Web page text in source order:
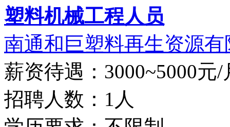
塑料机械工程人员
南通和巨塑料再生资源有
薪资待遇：3000~5000元/
招聘人数：1人